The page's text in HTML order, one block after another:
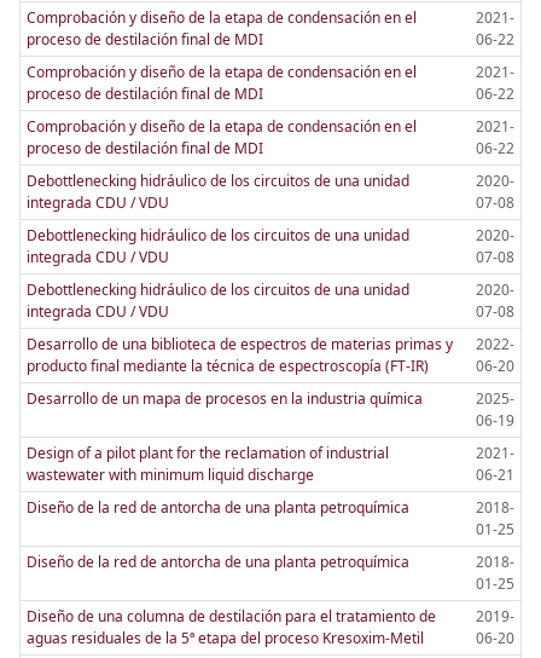
Comprobación y diseño de la etapa de condensación en el
proceso de destilación final de MDI
2021-
06-22
Comprobación y diseño de la etapa de condensación en el
proceso de destilación final de MDI
2021-
06-22
Comprobación y diseño de la etapa de condensación en el
proceso de destilación final de MDI
2021-
06-22
Debottlenecking hidráulico de los circuitos de una unidad
integrada CDU / VDU
2020-
07-08
Debottlenecking hidráulico de los circuitos de una unidad
integrada CDU / VDU
2020-
07-08
Debottlenecking hidráulico de los circuitos de una unidad
integrada CDU / VDU
2020-
07-08
Desarrollo de una biblioteca de espectros de materias primas y
producto final mediante la técnica de espectroscopía (FT-IR)
2022-
06-20
Desarrollo de un mapa de procesos en la industria química
2025-
06-19
Design of a pilot plant for the reclamation of industrial
wastewater with minimum liquid discharge
2021-
06-21
Diseño de la red de antorcha de una planta petroquímica
2018-
01-25
Diseño de la red de antorcha de una planta petroquímica
2018-
01-25
Diseño de una columna de destilación para el tratamiento de
aguas residuales de la 5ª etapa del proceso Kresoxim-Metil
2019-
06-20